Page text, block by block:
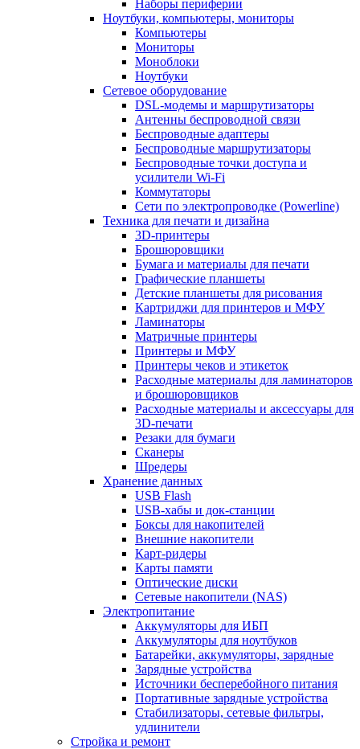
Наборы периферии
Ноутбуки, компьютеры, мониторы
Компьютеры
Мониторы
Моноблоки
Ноутбуки
Сетевое оборудование
DSL-модемы и маршрутизаторы
Антенны беспроводной связи
Беспроводные адаптеры
Беспроводные маршрутизаторы
Беспроводные точки доступа и
усилители Wi-Fi
Коммутаторы
Сети по электропроводке (Powerline)
Техника для печати и дизайна
3D-принтеры
Брошюровщики
Бумага и материалы для печати
Графические планшеты
Детские планшеты для рисования
Картриджи для принтеров и МФУ
Ламинаторы
Матричные принтеры
Принтеры и МФУ
Принтеры чеков и этикеток
Расходные материалы для ламинаторов
и брошюровщиков
Расходные материалы и аксессуары для
3D-печати
Резаки для бумаги
Сканеры
Шредеры
Хранение данных
USB Flash
USB-хабы и док-станции
Боксы для накопителей
Внешние накопители
Карт-ридеры
Карты памяти
Оптические диски
Сетевые накопители (NAS)
Электропитание
Аккумуляторы для ИБП
Аккумуляторы для ноутбуков
Батарейки, аккумуляторы, зарядные
Зарядные устройства
Источники бесперебойного питания
Портативные зарядные устройства
Стабилизаторы, сетевые фильтры,
удлинители
Стройка и ремонт